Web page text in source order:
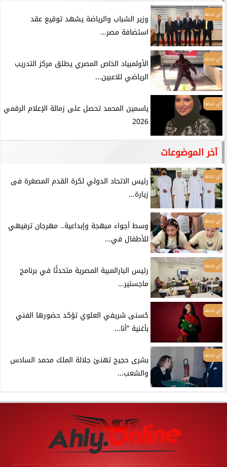
أي خدمة
وزير الشباب والرياضة يشهد توقيع عقد
استضافة مصر...
أي خدمة
الأولمبياد الخاص المصري يطلق مركز التدريب
الرياضي للاعبين...
أي خدمة
ياسمين المحمد تحصل على زمالة الإعلام الرقمي
2026
آخر الموضوعات
أي خدمة
رئيس الاتحاد الدولي لكرة القدم المصغرة فى
زيارة...
أي خدمة
وسط أجواء مبهجة وإبداعية.. مهرجان ترفيهي
للأطفال في...
أي خدمة
رئيس البارالمبية المصرية متحدثًا في برنامج
ماجستير...
أي خدمة
حُسنى شريفي العلوي تؤكد حضورها الفني
بأغنية ”أنا...
أي خدمة
بشرى حجيج تهنئ جلالة الملك محمد السادس
والشعب...